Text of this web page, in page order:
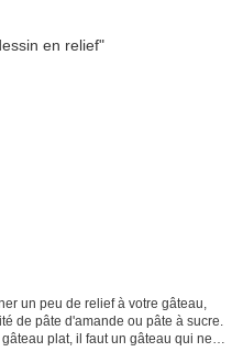
un peu de relief à votre gâteau,
de pâte d'amande ou pâte à sucre.
plat, il faut un gâteau qui ne